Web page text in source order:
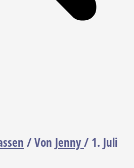
/ Von Jenny/ 1. Juli